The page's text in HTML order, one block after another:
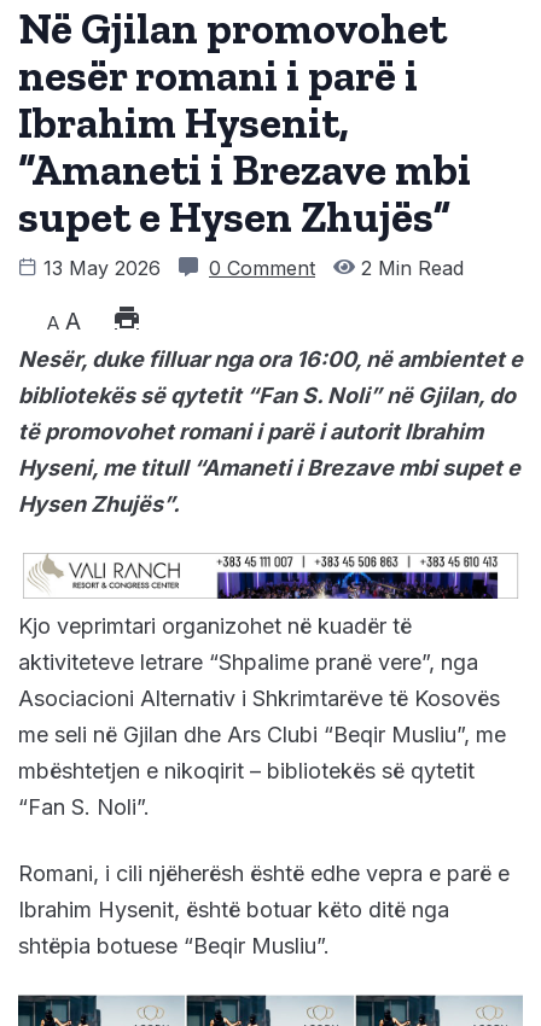
Në Gjilan promovohet
nesër romani i parë i
Ibrahim Hysenit,
“Amaneti i Brezave mbi
supet e Hysen Zhujës”
13 May 2026 0 Comment 2 Min Read
A A
Nesër, duke filluar nga ora 16:00, në ambientet e
bibliotekës së qytetit “Fan S. Noli” në Gjilan, do
të promovohet romani i parë i autorit Ibrahim
Hyseni, me titull “Amaneti i Brezave mbi supet e
Hysen Zhujës”.
Kjo veprimtari organizohet në kuadër të
aktiviteteve letrare “Shpalime pranë vere”, nga
Asociacioni Alternativ i Shkrimtarëve të Kosovës
me seli në Gjilan dhe Ars Clubi “Beqir Musliu”, me
mbështetjen e nikoqirit – bibliotekës së qytetit
“Fan S. Noli”.
Romani, i cili njëherësh është edhe vepra e parë e
Ibrahim Hysenit, është botuar këto ditë nga
shtëpia botuese “Beqir Musliu”.